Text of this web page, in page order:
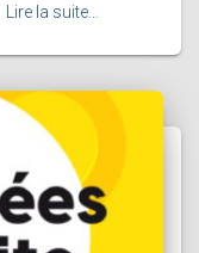
Lire la suite…